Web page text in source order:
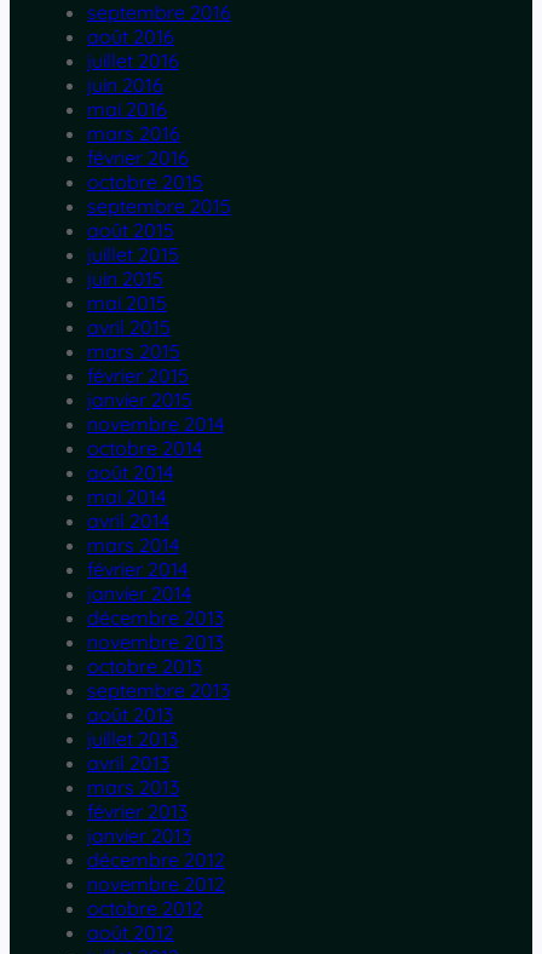
septembre 2016
août 2016
juillet 2016
juin 2016
mai 2016
mars 2016
février 2016
octobre 2015
septembre 2015
août 2015
juillet 2015
juin 2015
mai 2015
avril 2015
mars 2015
février 2015
janvier 2015
novembre 2014
octobre 2014
août 2014
mai 2014
avril 2014
mars 2014
février 2014
janvier 2014
décembre 2013
novembre 2013
octobre 2013
septembre 2013
août 2013
juillet 2013
avril 2013
mars 2013
février 2013
janvier 2013
décembre 2012
novembre 2012
octobre 2012
août 2012